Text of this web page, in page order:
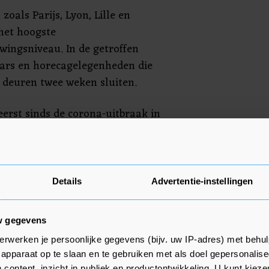
Details Advertentie-instellingen
gegevens
je persoonlijke gegevens (bijv. uw IP-adres) met
op te slaan en te gebruiken met als doel
Parijs, Lyon, Lille en
hoogste
In de getroffen
en horecagelegenheden die
twee weken sluiten.
sinds de corona-uitbraak in
100.000 besmettingen
de gevallen is in Oost-
zijn het Verenigd
en Frankrijk. Deze landen
dagen steeds meer dan 10.000